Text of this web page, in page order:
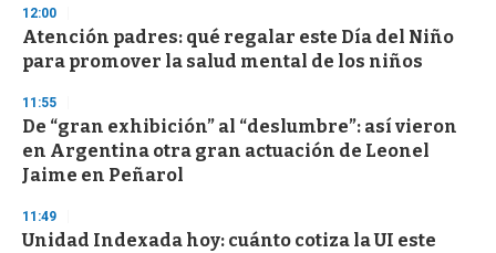
12:00
Atención padres: qué regalar este Día del Niño
para promover la salud mental de los niños
11:55
De “gran exhibición” al “deslumbre”: así vieron
en Argentina otra gran actuación de Leonel
Jaime en Peñarol
11:49
Unidad Indexada hoy: cuánto cotiza la UI este